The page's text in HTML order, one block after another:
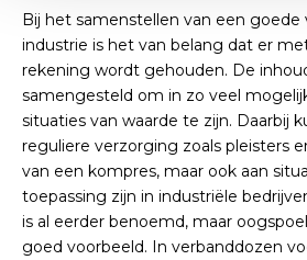
Bij het samenstellen van een goede
industrie is het van belang dat er met
rekening wordt gehouden. De
samengesteld om in zo veel
situaties van waarde te zijn. Daarbij
reguliere verzorging zoals pleisters
van een kompres, maar ook aan
toepassing zijn in industriële
is al eerder benoemd, maar
goed voorbeeld. In verbanddozen